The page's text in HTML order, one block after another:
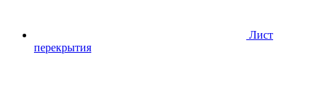
Лист
перекрытия